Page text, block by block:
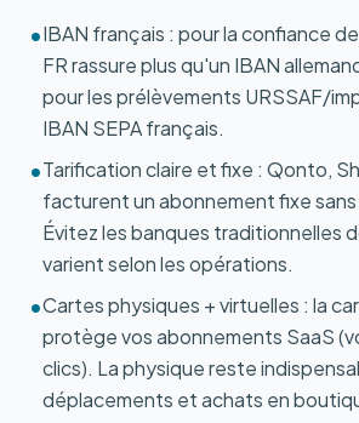
•IBAN français : pour la confiance
FR rassure plus qu'un IBAN
pour les prélèvements URSSAF/
IBAN SEPA français.
•Tarification claire et fixe : Qonto,
facturent un abonnement fixe
Évitez les banques traditionnelles
varient selon les opérations.
•Cartes physiques + virtuelles : la
protège vos abonnements SaaS
clics). La physique reste
déplacements et achats en